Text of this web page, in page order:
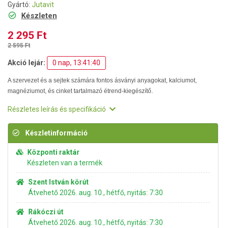
Gyártó: Jutavit
Készleten
2 295 Ft
2 595 Ft
Akció lejár: 0 nap, 13:41:39
A szervezet és a sejtek számára fontos ásványi anyagokat, kalciumot,
magnéziumot, és cinket tartalmazó étrend-kiegészítő.
Részletes leírás és specifikáció
Készletinformáció
Központi raktár
Készleten van a termék
Szent István körút
Átvehető 2026. aug. 10., hétfő, nyitás: 7:30
Rákóczi út
Átvehető 2026. aug. 10., hétfő, nyitás: 7:30